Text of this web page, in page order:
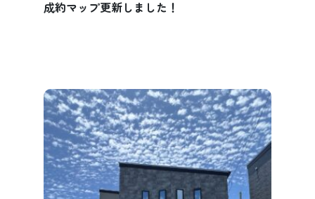
成約マップ更新しました！